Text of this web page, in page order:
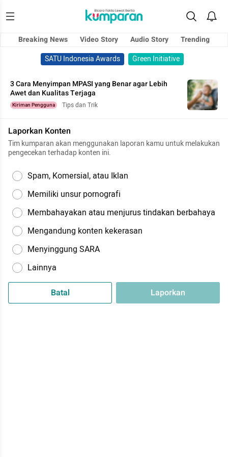
Breaking News Video Story Audio Story
Trending
SATU Indonesia Awards
Green Initiative
3 Cara Menyimpan MPASI yang Benar agar Lebih
Awet dan Kualitas Terjaga
Kiriman Pengguna Tips dan Trik
Laporkan Konten
Tim kumparan akan menggunakan laporan kamu untuk melakukan
pengecekan terhadap konten ini.
Spam, Komersial, atau Iklan
Memiliki unsur pornografi
Membahayakan atau menjurus tindakan berbahaya
Mengandung konten kekerasan
Menyinggung SARA
Lainnya
Batal Laporkan